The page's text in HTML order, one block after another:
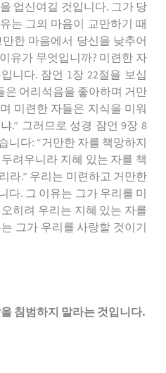
업신여길 것입니다. 그가 당
는 그의 마음이 교만하기 때
한 마음에서 당신을 낮추어
유가 무엇입니까? 미련한 자
니다. 잠언 1장 22절을 보십
은 어리석음을 좋아하며 거만
미련한 자들은 지식을 미워
.” 그러므로 성경 잠언 9장 8
니다: “거만한 자를 책망하지
려우니라 지혜 있는 자를 책
라.” 우리는 미련하고 거만한
다. 그 이유는 그가 우리를 미
히려 우리는 지혜 있는 자를
그가 우리를 사랑할 것이기
침범하지 말라는 것입니다.